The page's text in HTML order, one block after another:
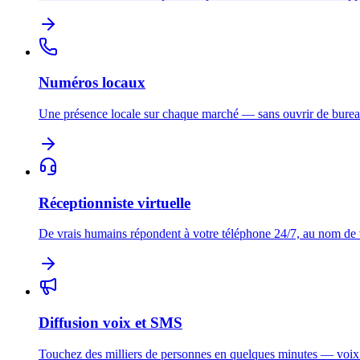
Numéros locaux
Une présence locale sur chaque marché — sans ouvrir de
Réceptionniste virtuelle
De vrais humains répondent à votre téléphone 24/7, au nom de
Diffusion voix et SMS
Touchez des milliers de personnes en quelques minutes —